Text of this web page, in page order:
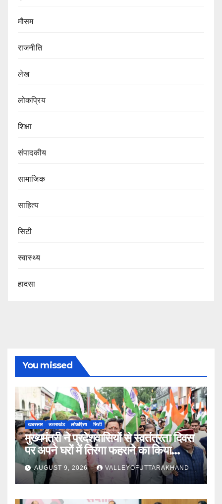
मौसम
राजनीति
लेख
लोकप्रिय
शिक्षा
संपादकीय
सामाजिक
साहित्य
सिटी
स्वास्थ्य
हादसा
You missed
खबरसार उत्तराखंड लोकप्रिय सिटी
मुख्यमंत्री ने प्रदेशवासियों से स्वतंत्रता दिवस
पर अपने घरों में तिरंगा फहराने का किया
आवाह्न
AUGUST 9, 2026 VALLEYOFUTTARAKHAND